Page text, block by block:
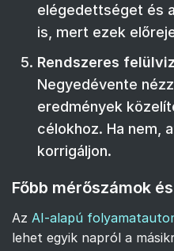
elégedettséget és
is, mert ezek
Rendszeres
Negyedévente
eredmények
célokhoz. Ha nem,
korrigáljon.
Főbb mérőszámok
Az AI-alapú
lehet egyik napról a